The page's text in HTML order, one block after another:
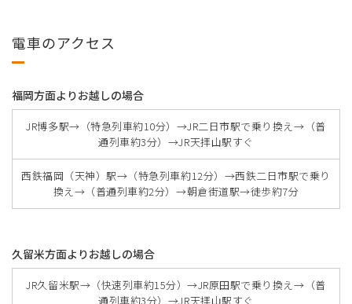
電車のアクセス
福岡方面よりお越しの場合
JR博多駅→（特急列車約10分）→JR二日市駅で乗り換え→（普
通列車約3分）→JR天拝山駅すぐ
西鉄福岡（天神）駅→（特急列車約12分）→西鉄二日市駅で乗り
換え→（普通列車約2分）→朝倉街道駅→徒歩約7分
久留米方面よりお越しの場合
JR久留米駅→（快速列車約15分）→JR原田駅で乗り換え→（普
通列車約3分）→JR天拝山駅すぐ